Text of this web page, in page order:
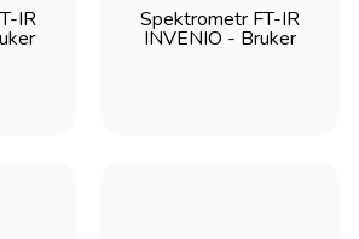
analiza spektralna
badania naukowe
IR Spektrometr FT-IR
INVENIO - Bruker